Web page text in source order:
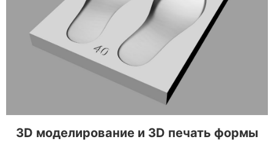
3D моделирование и 3D печать формы для
ортопедических и анатомических стелек
3D моделирование и 3D печать формы